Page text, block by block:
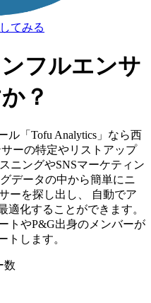
てみる
フルエンサ
？
ル「Tofu Analytics」なら西
ーの特定やリストアップ
ニングやSNSマーケティン
データの中から簡単にニ
ーを探し出し、 自動でア
適化することができます。
トやP&G出身のメンバーが
トします。
数